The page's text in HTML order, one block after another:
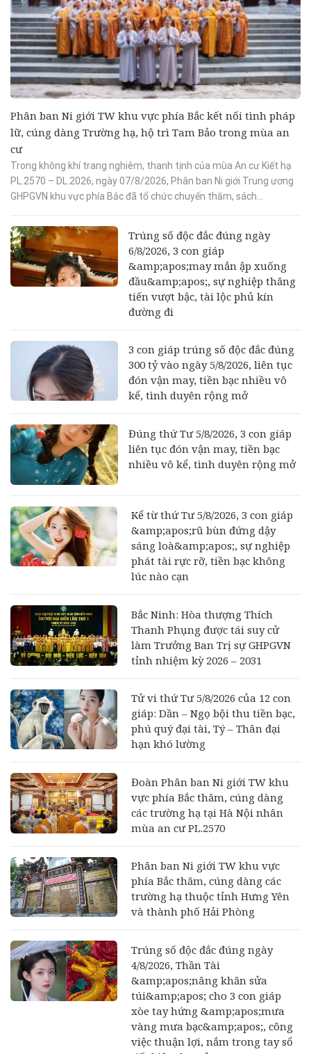
Phân ban Ni giới TW khu vực phía Bắc kết nối tình pháp
lữ, cúng dàng Trường hạ, hộ trì Tam Bảo trong mùa an
cư
Trong không khí trang nghiêm, thanh tịnh của mùa An cư Kiết hạ
PL.2570 – DL.2026, ngày 07/8/2026, Phân ban Ni giới Trung ương
GHPGVN khu vực phía Bắc đã tổ chức chuyến thăm, sách...
Trúng số độc đắc đúng ngày
6/8/2026, 3 con giáp
&amp;apos;may mắn ập xuống
đầu&amp;apos;, sự nghiệp thăng
tiến vượt bậc, tài lộc phủ kín
đường đi
3 con giáp trúng số độc đắc đúng
300 tỷ vào ngày 5/8/2026, liên tục
đón vận may, tiền bạc nhiều vô
kể, tình duyên rộng mở
Đúng thứ Tư 5/8/2026, 3 con giáp
liên tục đón vận may, tiền bạc
nhiều vô kể, tình duyên rộng mở
Kể từ thứ Tư 5/8/2026, 3 con giáp
&amp;apos;rũ bùn đứng dậy
sáng loà&amp;apos;, sự nghiệp
phát tài rực rỡ, tiền bạc không
lúc nào cạn
Bắc Ninh: Hòa thượng Thích
Thanh Phụng được tái suy cử
làm Trưởng Ban Trị sự GHPGVN
tỉnh nhiệm kỳ 2026 – 2031
Tử vi thứ Tư 5/8/2026 của 12 con
giáp: Dần – Ngọ bội thu tiền bạc,
phú quý đại tài, Tý – Thân đại
hạn khó lường
Đoàn Phân ban Ni giới TW khu
vực phía Bắc thăm, cúng dàng
các trường hạ tại Hà Nội nhân
mùa an cư PL.2570
Phân ban Ni giới TW khu vực
phía Bắc thăm, cúng dàng các
trường hạ thuộc tỉnh Hưng Yên
và thành phố Hải Phòng
Trúng số độc đắc đúng ngày
4/8/2026, Thần Tài
&amp;apos;nâng khăn sửa
túi&amp;apos; cho 3 con giáp
xòe tay hứng &amp;apos;mưa
vàng mưa bạc&amp;apos;, công
việc thuận lợi, nắm trong tay sổ